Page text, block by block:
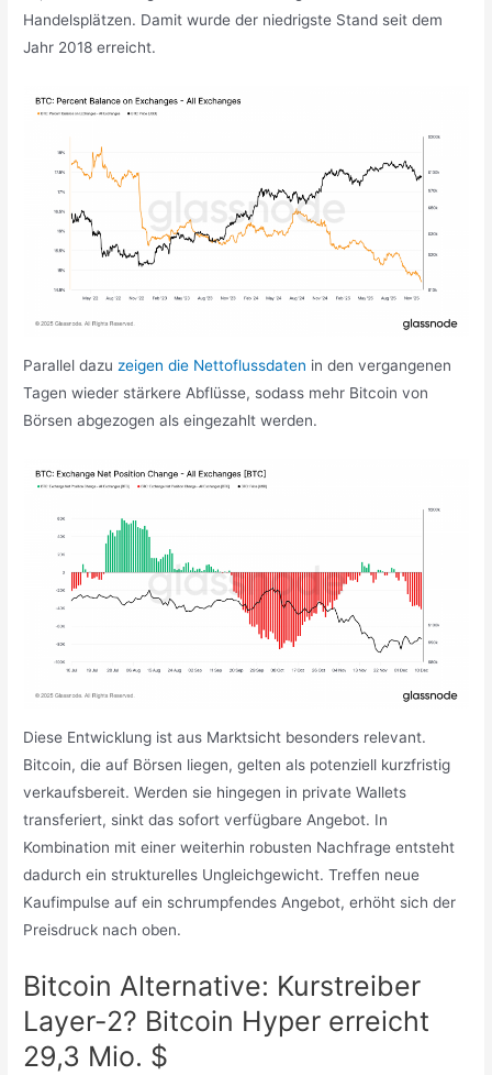
Handelsplätzen. Damit wurde der niedrigste Stand seit dem
Jahr 2018 erreicht.
Parallel dazu zeigen die Nettoflussdaten in den vergangenen
Tagen wieder stärkere Abflüsse, sodass mehr Bitcoin von
Börsen abgezogen als eingezahlt werden.
Diese Entwicklung ist aus Marktsicht besonders relevant.
Bitcoin, die auf Börsen liegen, gelten als potenziell kurzfristig
verkaufsbereit. Werden sie hingegen in private Wallets
transferiert, sinkt das sofort verfügbare Angebot. In
Kombination mit einer weiterhin robusten Nachfrage entsteht
dadurch ein strukturelles Ungleichgewicht. Treffen neue
Kaufimpulse auf ein schrumpfendes Angebot, erhöht sich der
Preisdruck nach oben.
Bitcoin Alternative: Kurstreiber
Layer-2? Bitcoin Hyper erreicht
29,3 Mio. $